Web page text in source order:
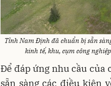
Tỉnh Nam Định đã chuẩn bị sẵn
kinh tế, khu, cụm công
Để đáp ứng nhu cầu của
sẵn sàng các điều kiện